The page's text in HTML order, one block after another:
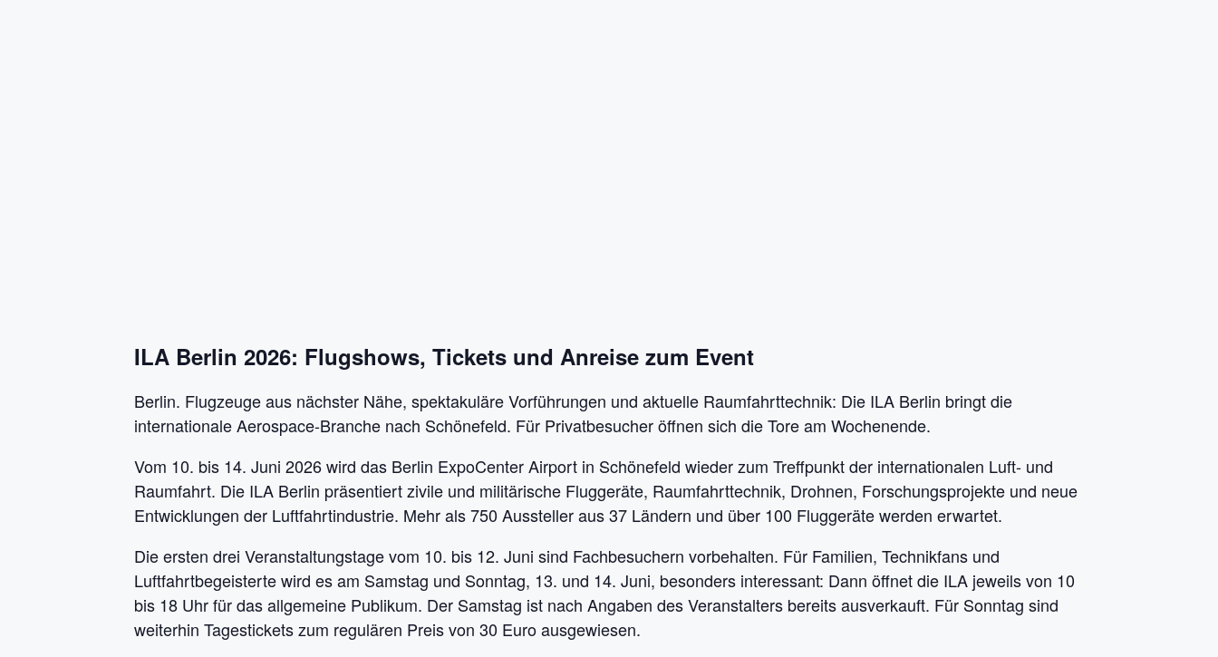
ILA Berlin 2026: Flugshows, Tickets und Anreise zum Event
Berlin. Flugzeuge aus nächster Nähe, spektakuläre Vorführungen und aktuelle Raumfahrttechnik: Die ILA Berlin bringt die
internationale Aerospace-Branche nach Schönefeld. Für Privatbesucher öffnen sich die Tore am Wochenende.
Vom 10. bis 14. Juni 2026 wird das Berlin ExpoCenter Airport in Schönefeld wieder zum Treffpunkt der internationalen Luft- und
Raumfahrt. Die ILA Berlin präsentiert zivile und militärische Fluggeräte, Raumfahrttechnik, Drohnen, Forschungsprojekte und neue
Entwicklungen der Luftfahrtindustrie. Mehr als 750 Aussteller aus 37 Ländern und über 100 Fluggeräte werden erwartet.
Die ersten drei Veranstaltungstage vom 10. bis 12. Juni sind Fachbesuchern vorbehalten. Für Familien, Technikfans und
Luftfahrtbegeisterte wird es am Samstag und Sonntag, 13. und 14. Juni, besonders interessant: Dann öffnet die ILA jeweils von 10
bis 18 Uhr für das allgemeine Publikum. Der Samstag ist nach Angaben des Veranstalters bereits ausverkauft. Für Sonntag sind
weiterhin Tagestickets zum regulären Preis von 30 Euro ausgewiesen.